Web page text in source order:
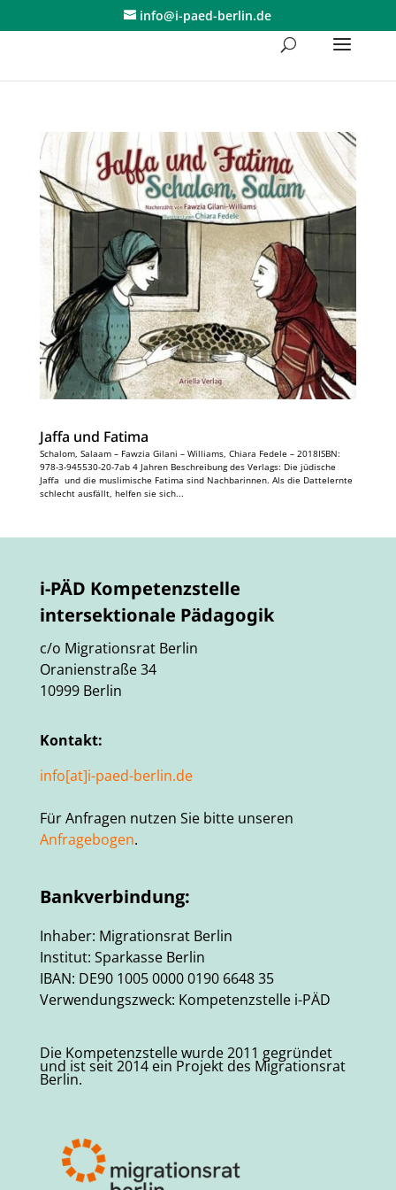
info@i-paed-berlin.de
Jaffa und Fatima
Schalom, Salaam – Fawzia Gilani – Williams, Chiara Fedele – 2018ISBN:
978-3-945530-20-7ab 4 Jahren Beschreibung des Verlags: Die jüdische
Jaffa und die muslimische Fatima sind Nachbarinnen. Als die Dattelernte
schlecht ausfällt, helfen sie sich...
i-PÄD Kompetenzstelle
intersektionale Pädagogik
c/o Migrationsrat Berlin
Oranienstraße 34
10999 Berlin
Kontakt:
info[at]i-paed-berlin.de
Für Anfragen nutzen Sie bitte unseren
Anfragebogen.
Bankverbindung:
Inhaber: Migrationsrat Berlin
Institut: Sparkasse Berlin
IBAN: DE90 1005 0000 0190 6648 35
Verwendungszweck: Kompetenzstelle i-PÄD
Die Kompetenzstelle wurde 2011 gegründet
und ist seit 2014 ein Projekt des Migrationsrat
Berlin.